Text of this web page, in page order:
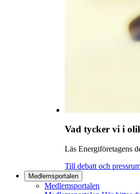
Vad tycker vi i
Läs Energiföretagens
Till debatt och
Medlemsportalen
Medlemsportalen